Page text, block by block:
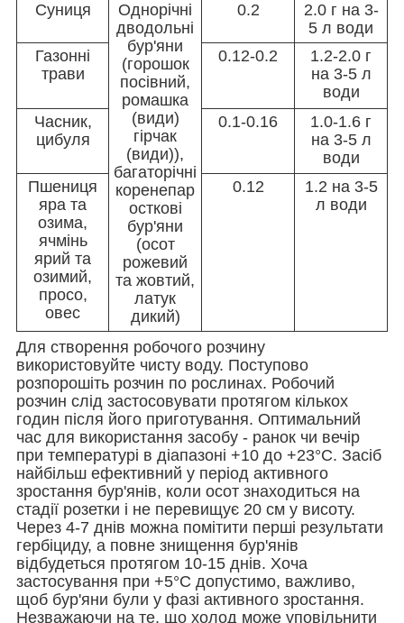
Суниця
Однорічні
дводольні
бур'яни
(горошок
посівний,
ромашка
(види)
гірчак
(види)),
багаторічні
коренепар
осткові
бур'яни
(осот
рожевий
та жовтий,
латук
дикий)
0.2
2.0 г на 3-
5 л води
Газонні
трави
0.12-0.2
1.2-2.0 г
на 3-5 л
води
Часник,
цибуля
0.1-0.16
1.0-1.6 г
на 3-5 л
води
Пшениця
яра та
озима,
ячмінь
ярий та
озимий,
просо,
овес
0.12
1.2 на 3-5
л води
Для створення робочого розчину
використовуйте чисту воду. Поступово
розпорошіть розчин по рослинах. Робочий
розчин слід застосовувати протягом кількох
годин після його приготування. Оптимальний
час для використання засобу - ранок чи вечір
при температурі в діапазоні +10 до +23°С. Засіб
найбільш ефективний у період активного
зростання бур'янів, коли осот знаходиться на
стадії розетки і не перевищує 20 см у висоту.
Через 4-7 днів можна помітити перші результати
гербіциду, а повне знищення бур'янів
відбудеться протягом 10-15 днів. Хоча
застосування при +5°С допустимо, важливо,
щоб бур'яни були у фазі активного зростання.
Незважаючи на те, що холод може уповільнити